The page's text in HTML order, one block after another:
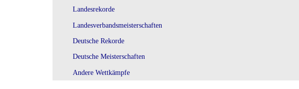
Landesrekorde
Landesverbandsmeisterschaften
Deutsche Rekorde
Deutsche Meisterschaften
Andere Wettkämpfe